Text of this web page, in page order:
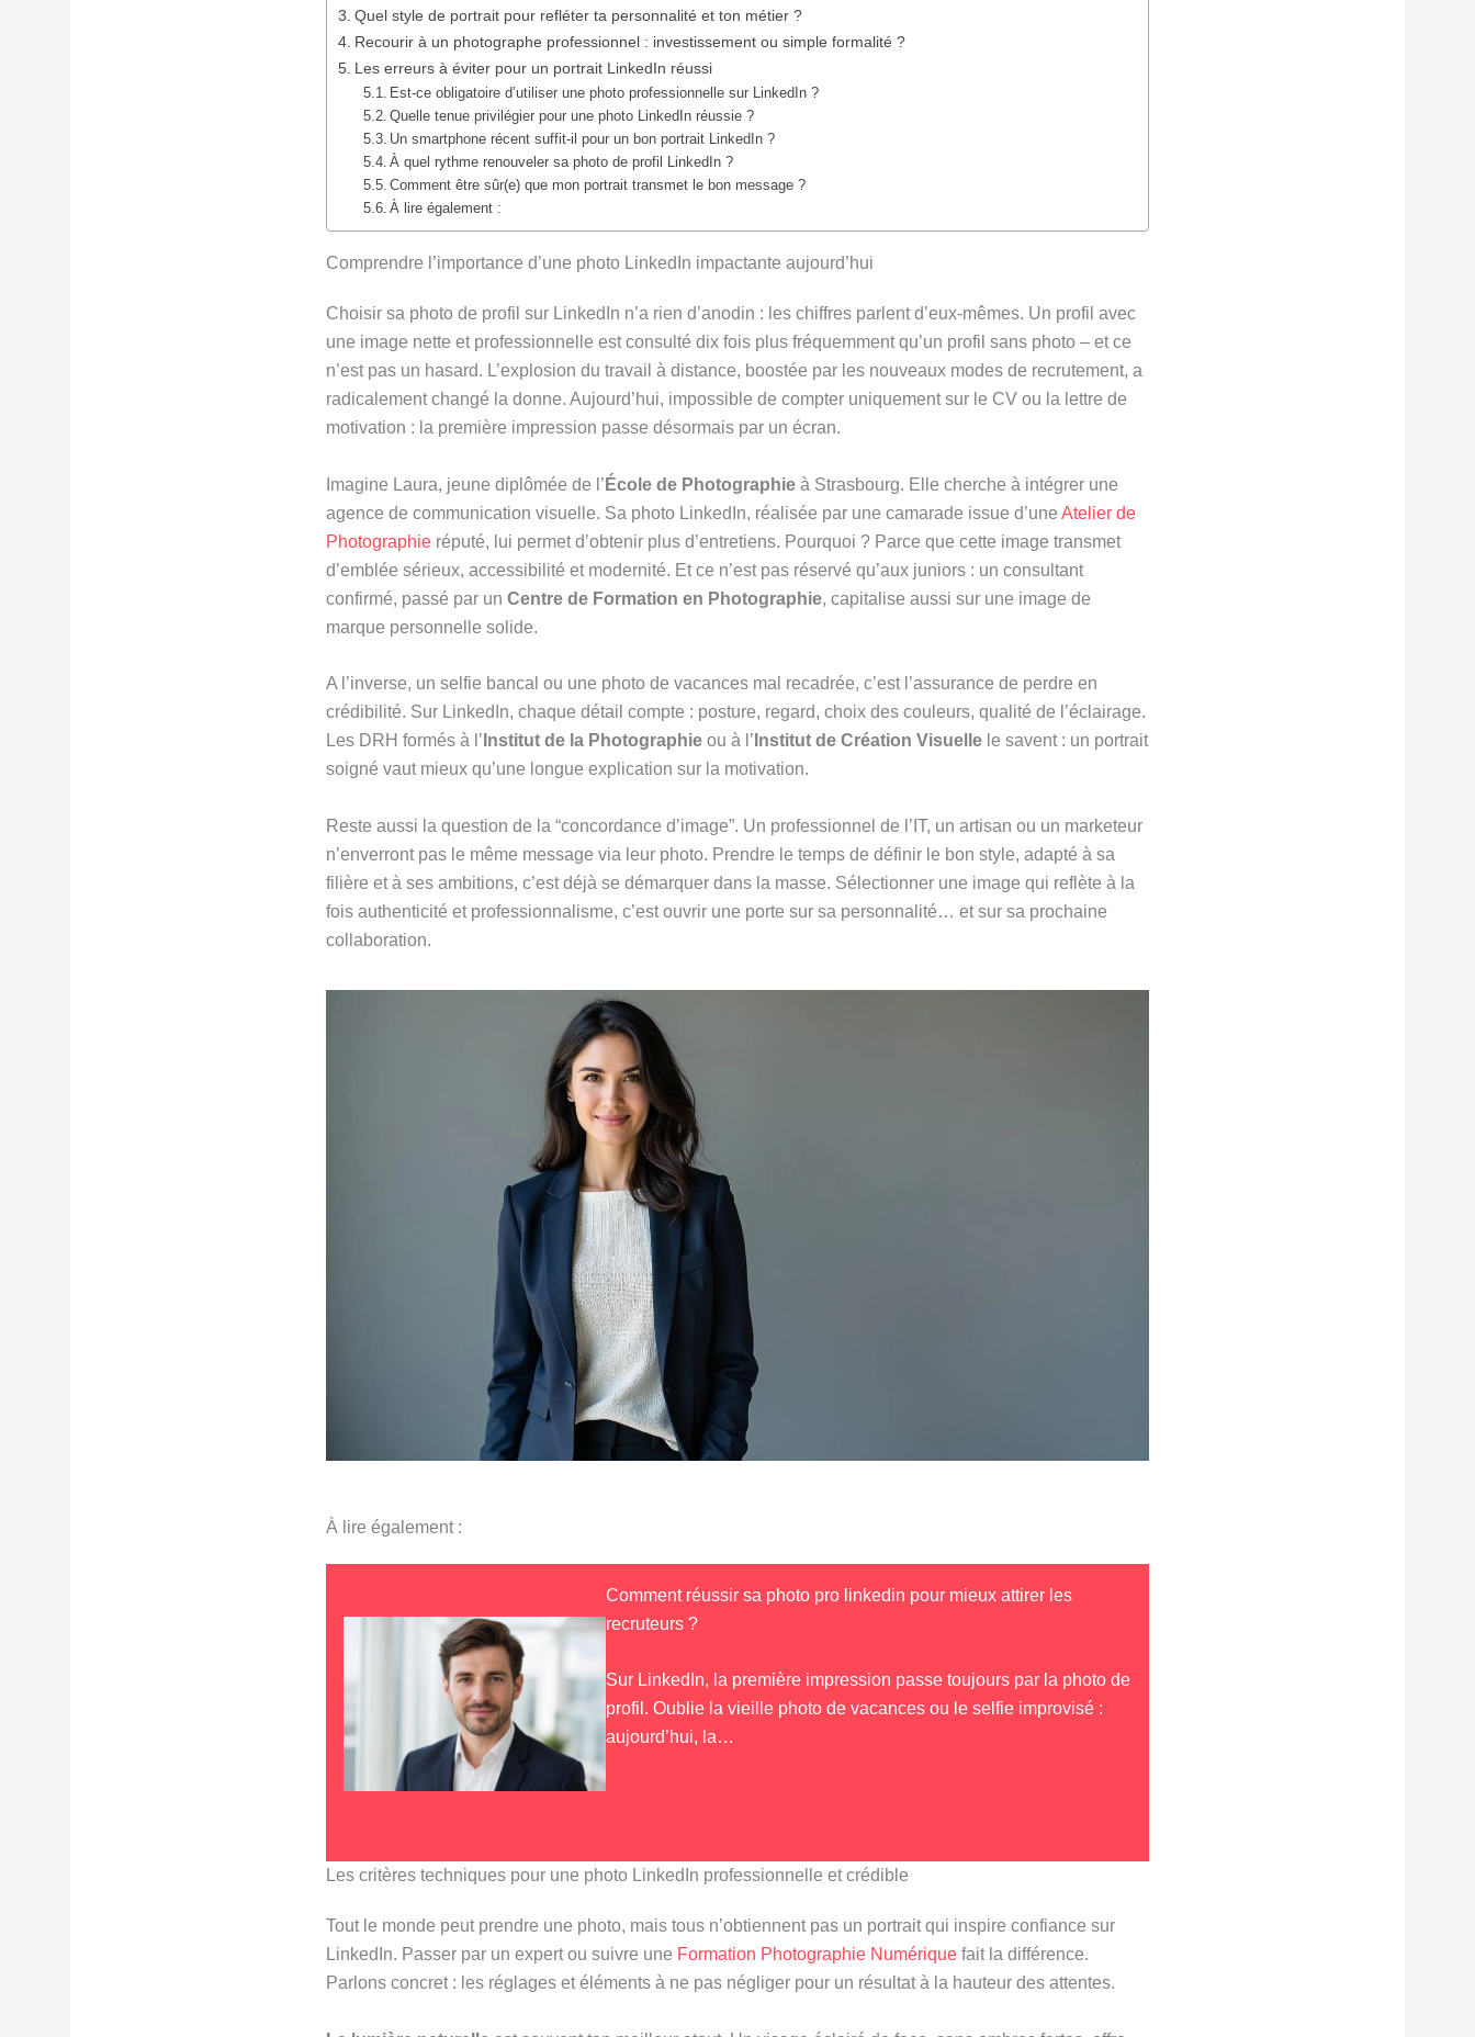
Quel style de portrait pour refléter ta personnalité et ton métier ?
Recourir à un photographe professionnel : investissement ou simple formalité ?
Les erreurs à éviter pour un portrait LinkedIn réussi
Est-ce obligatoire d’utiliser une photo professionnelle sur LinkedIn ?
Quelle tenue privilégier pour une photo LinkedIn réussie ?
Un smartphone récent suffit-il pour un bon portrait LinkedIn ?
À quel rythme renouveler sa photo de profil LinkedIn ?
Comment être sûr(e) que mon portrait transmet le bon message ?
À lire également :
Comprendre l’importance d’une photo LinkedIn impactante aujourd’hui
Choisir sa photo de profil sur LinkedIn n’a rien d’anodin : les chiffres parlent d’eux-mêmes. Un profil avec
une image nette et professionnelle est consulté dix fois plus fréquemment qu’un profil sans photo – et ce
n’est pas un hasard. L’explosion du travail à distance, boostée par les nouveaux modes de recrutement, a
radicalement changé la donne. Aujourd’hui, impossible de compter uniquement sur le CV ou la lettre de
motivation : la première impression passe désormais par un écran.
Imagine Laura, jeune diplômée de l’ École de Photographie à Strasbourg. Elle cherche à intégrer une
agence de communication visuelle. Sa photo LinkedIn, réalisée par une camarade issue d’une Atelier de
Photographie réputé, lui permet d’obtenir plus d’entretiens. Pourquoi ? Parce que cette image transmet
d’emblée sérieux, accessibilité et modernité. Et ce n’est pas réservé qu’aux juniors : un consultant
confirmé, passé par un Centre de Formation en Photographie, capitalise aussi sur une image de
marque personnelle solide.
A l’inverse, un selfie bancal ou une photo de vacances mal recadrée, c’est l’assurance de perdre en
crédibilité. Sur LinkedIn, chaque détail compte : posture, regard, choix des couleurs, qualité de l’éclairage.
Les DRH formés à l’ Institut de la Photographie ou à l’ Institut de Création Visuelle le savent : un portrait
soigné vaut mieux qu’une longue explication sur la motivation.
Reste aussi la question de la “concordance d’image”. Un professionnel de l’IT, un artisan ou un marketeur
n’enverront pas le même message via leur photo. Prendre le temps de définir le bon style, adapté à sa
filière et à ses ambitions, c’est déjà se démarquer dans la masse. Sélectionner une image qui reflète à la
fois authenticité et professionnalisme, c’est ouvrir une porte sur sa personnalité… et sur sa prochaine
collaboration.
À lire également :
Comment réussir sa photo pro linkedin pour mieux attirer les
recruteurs ?
Sur LinkedIn, la première impression passe toujours par la photo de
profil. Oublie la vieille photo de vacances ou le selfie improvisé :
aujourd’hui, la…
Les critères techniques pour une photo LinkedIn professionnelle et crédible
Tout le monde peut prendre une photo, mais tous n’obtiennent pas un portrait qui inspire confiance sur
LinkedIn. Passer par un expert ou suivre une Formation Photographie Numérique fait la différence.
Parlons concret : les réglages et éléments à ne pas négliger pour un résultat à la hauteur des attentes.